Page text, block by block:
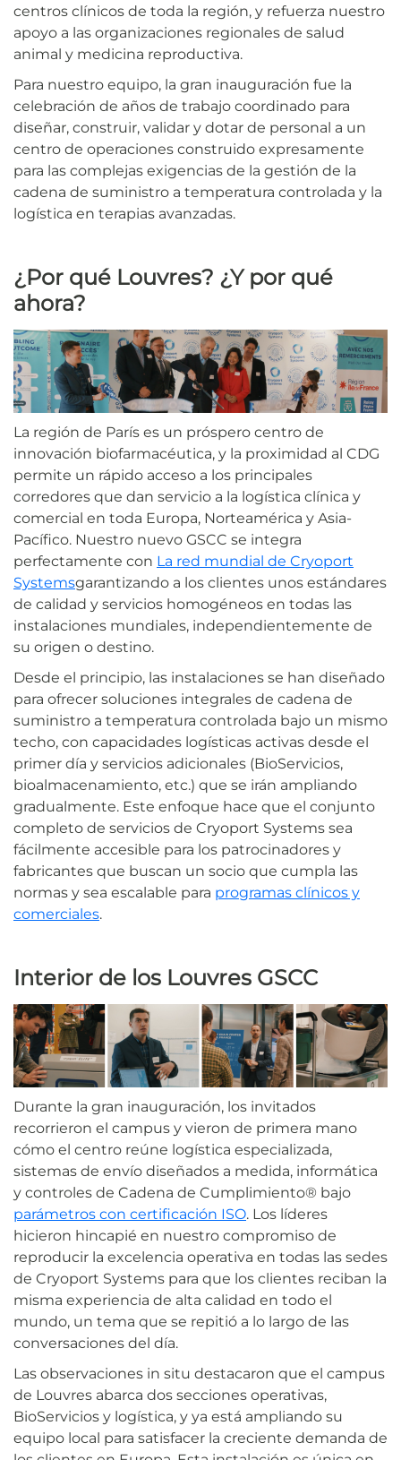
centros clínicos de toda la región, y refuerza nuestro
apoyo a las organizaciones regionales de salud
animal y medicina reproductiva.
Para nuestro equipo, la gran inauguración fue la
celebración de años de trabajo coordinado para
diseñar, construir, validar y dotar de personal a un
centro de operaciones construido expresamente
para las complejas exigencias de la gestión de la
cadena de suministro a temperatura controlada y la
logística en terapias avanzadas.
¿Por qué Louvres? ¿Y por qué
ahora?
La región de París es un próspero centro de
innovación biofarmacéutica, y la proximidad al CDG
permite un rápido acceso a los principales
corredores que dan servicio a la logística clínica y
comercial en toda Europa, Norteamérica y Asia-
Pacífico. Nuestro nuevo GSCC se integra
perfectamente con La red mundial de Cryoport
Systemsgarantizando a los clientes unos estándares
de calidad y servicios homogéneos en todas las
instalaciones mundiales, independientemente de
su origen o destino.
Desde el principio, las instalaciones se han diseñado
para ofrecer soluciones integrales de cadena de
suministro a temperatura controlada bajo un mismo
techo, con capacidades logísticas activas desde el
primer día y servicios adicionales (BioServicios,
bioalmacenamiento, etc.) que se irán ampliando
gradualmente. Este enfoque hace que el conjunto
completo de servicios de Cryoport Systems sea
fácilmente accesible para los patrocinadores y
fabricantes que buscan un socio que cumpla las
normas y sea escalable para programas clínicos y
comerciales.
Interior de los Louvres GSCC
Durante la gran inauguración, los invitados
recorrieron el campus y vieron de primera mano
cómo el centro reúne logística especializada,
sistemas de envío diseñados a medida, informática
y controles de Cadena de Cumplimiento® bajo
parámetros con certificación ISO. Los líderes
hicieron hincapié en nuestro compromiso de
reproducir la excelencia operativa en todas las sedes
de Cryoport Systems para que los clientes reciban la
misma experiencia de alta calidad en todo el
mundo, un tema que se repitió a lo largo de las
conversaciones del día.
Las observaciones in situ destacaron que el campus
de Louvres abarca dos secciones operativas,
BioServicios y logística, y ya está ampliando su
equipo local para satisfacer la creciente demanda de